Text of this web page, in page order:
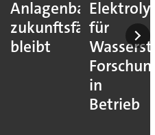
Anlagenbau
zukunftsfähig
bleibt
für
in
Betrieb